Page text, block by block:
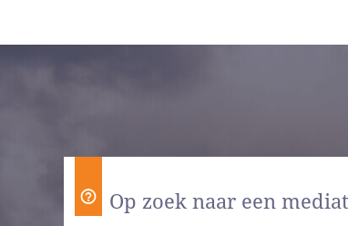
Op zoek naar een